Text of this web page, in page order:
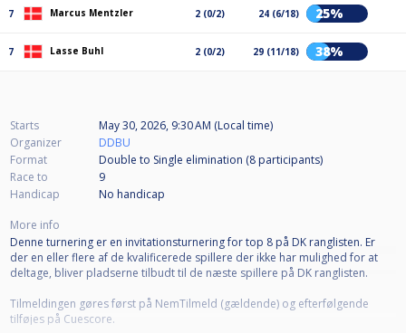
7 Marcus Mentzler 2 (0/2) 24 (6/18) 25%
7 Lasse Buhl 2 (0/2) 29 (11/18) 38%
Starts
May 30, 2026, 9:30 AM (Local time)
Organizer
DDBU
Format
Double to Single elimination (8 participants)
Race to
9
Handicap
No handicap
More info
Denne turnering er en invitationsturnering for top 8 på DK ranglisten. Er
der en eller flere af de kvalificerede spillere der ikke har mulighed for at
deltage, bliver pladserne tilbudt til de næste spillere på DK ranglisten.
Tilmeldingen gøres først på NemTilmeld (gældende) og efterfølgende
tilføjes på Cuescore.